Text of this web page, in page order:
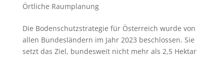
Örtliche Raumplanung
Die Bodenschutzstrategie für Österreich wurde von
allen Bundesländern im Jahr 2023 beschlossen. Sie
setzt das Ziel, bundesweit nicht mehr als 2,5 Hektar